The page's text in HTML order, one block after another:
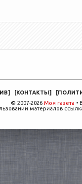
] [КОНТАКТЫ] [
© 2007-2026 Моя газета •
материалов